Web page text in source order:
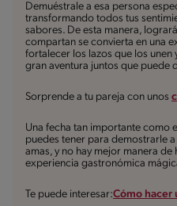
Demuéstrale a esa persona
transformando todos tus
sabores. De esta manera,
compartan se convierta en una
fortalecer los lazos que los unen
gran aventura juntos que puede
Sorprende a tu pareja con unos
Una fecha tan importante como
puedes tener para demostrarle
amas, y no hay mejor manera
experiencia gastronómica
Te puede interesar:Cómo hacer